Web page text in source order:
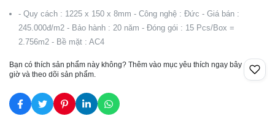
- Quy cách : 1225 x 150 x 8mm - Công nghệ : Đức - Giá bán :
245.000đ/m2 - Bảo hành : 20 năm - Đóng gói : 15 Pcs/Box =
2.756m2 - Bề mặt : AC4
Bạn có thích sản phẩm này không? Thêm vào mục yêu thích ngay bây
giờ và theo dõi sản phẩm.